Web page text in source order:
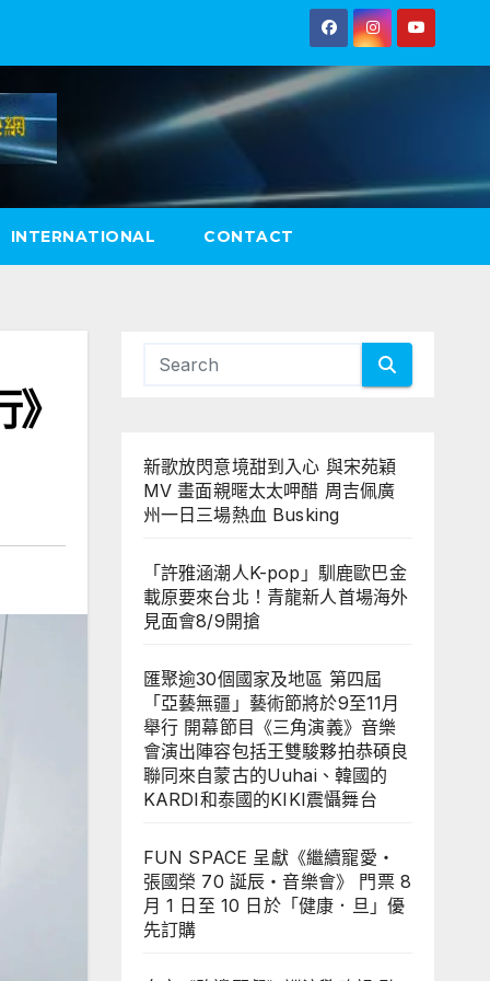
INTERNATIONAL CONTACT
新歌放閃意境甜到入心 與宋苑穎
MV 畫面親暱太太呷醋 周吉佩廣
州一日三場熱血 Busking
「許雅涵潮人K-pop」馴鹿歐巴金
載原要來台北！青龍新人首場海外
見面會8/9開搶
匯聚逾30個國家及地區 第四屆
「亞藝無疆」藝術節將於9至11月
舉行 開幕節目《三角演義》音樂
會演出陣容包括王雙駿夥拍恭碩良
聯同來自蒙古的Uuhai、韓國的
KARDI和泰國的KIKI震懾舞台
FUN SPACE 呈獻《繼續寵愛・
張國榮 70 誕辰・音樂會》 門票 8
月 1 日至 10 日於「健康．旦」優
先訂購